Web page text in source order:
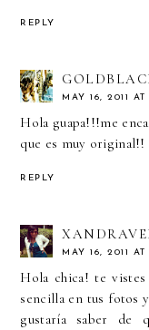
REPLY
MAY 16, 2011
Hola guapa!!!me
que es muy original!!
REPLY
MAY 16, 2011 AT
Hola chica! te
sencilla en tus fotos
gustaría saber de